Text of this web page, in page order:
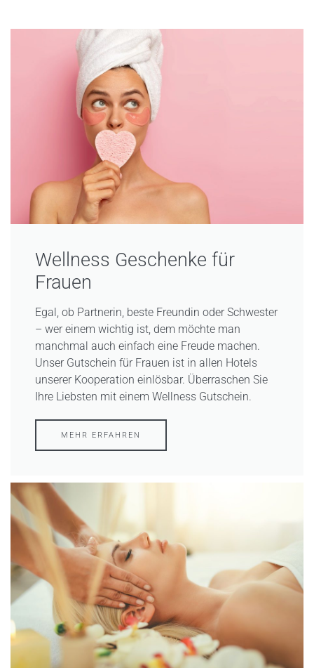
Wellness Geschenke für
Frauen
Egal, ob Partnerin, beste Freundin oder Schwester
– wer einem wichtig ist, dem möchte man
manchmal auch einfach eine Freude machen.
Unser Gutschein für Frauen ist in allen Hotels
unserer Kooperation einlösbar. Überraschen Sie
Ihre Liebsten mit einem Wellness Gutschein.
MEHR ERFAHREN